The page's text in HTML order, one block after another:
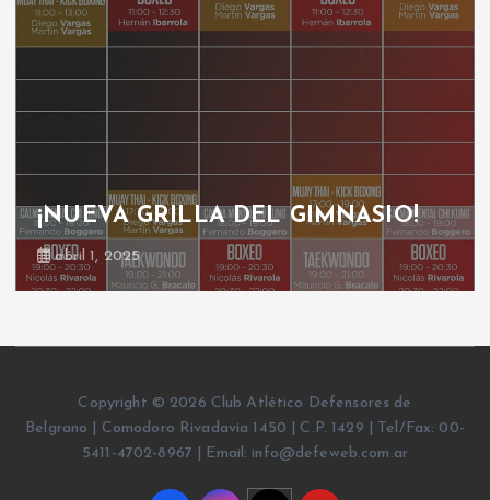
¡NUEVA GRILLA DEL GIMNASIO!
abril 1, 2025
Copyright © 2026 Club Atlético Defensores de
Belgrano | Comodoro Rivadavia 1450 | C.P. 1429 | Tel/Fax: 00-
5411-4702-8967 | Email: info@defeweb.com.ar